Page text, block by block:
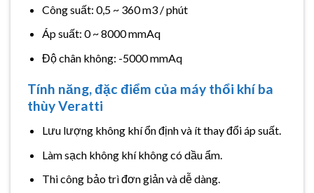
Công suất: 0,5 ~ 360 m3 / phút
Áp suất: 0 ~ 8000 mmAq
Độ chân không: -5000 mmAq
Tính năng, đặc điểm của máy thổi khí ba
thùy Veratti
Lưu lượng không khí ổn định và ít thay đổi áp suất.
Làm sạch không khí không có dầu ẩm.
Thi công bảo trì đơn giản và dễ dàng.